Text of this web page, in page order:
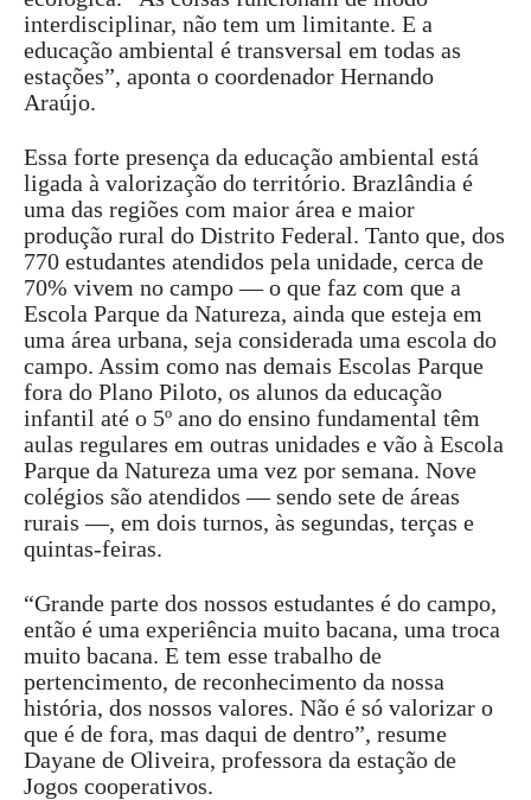
interdisciplinar, não tem um limitante. E a
educação ambiental é transversal em todas as
estações”, aponta o coordenador Hernando
Araújo.
Essa forte presença da educação ambiental está
ligada à valorização do território. Brazlândia é
uma das regiões com maior área e maior
produção rural do Distrito Federal. Tanto que, dos
770 estudantes atendidos pela unidade, cerca de
70% vivem no campo — o que faz com que a
Escola Parque da Natureza, ainda que esteja em
uma área urbana, seja considerada uma escola do
campo. Assim como nas demais Escolas Parque
fora do Plano Piloto, os alunos da educação
infantil até o 5º ano do ensino fundamental têm
aulas regulares em outras unidades e vão à Escola
Parque da Natureza uma vez por semana. Nove
colégios são atendidos — sendo sete de áreas
rurais —, em dois turnos, às segundas, terças e
quintas-feiras.
“Grande parte dos nossos estudantes é do campo,
então é uma experiência muito bacana, uma troca
muito bacana. E tem esse trabalho de
pertencimento, de reconhecimento da nossa
história, dos nossos valores. Não é só valorizar o
que é de fora, mas daqui de dentro”, resume
Dayane de Oliveira, professora da estação de
Jogos cooperativos.